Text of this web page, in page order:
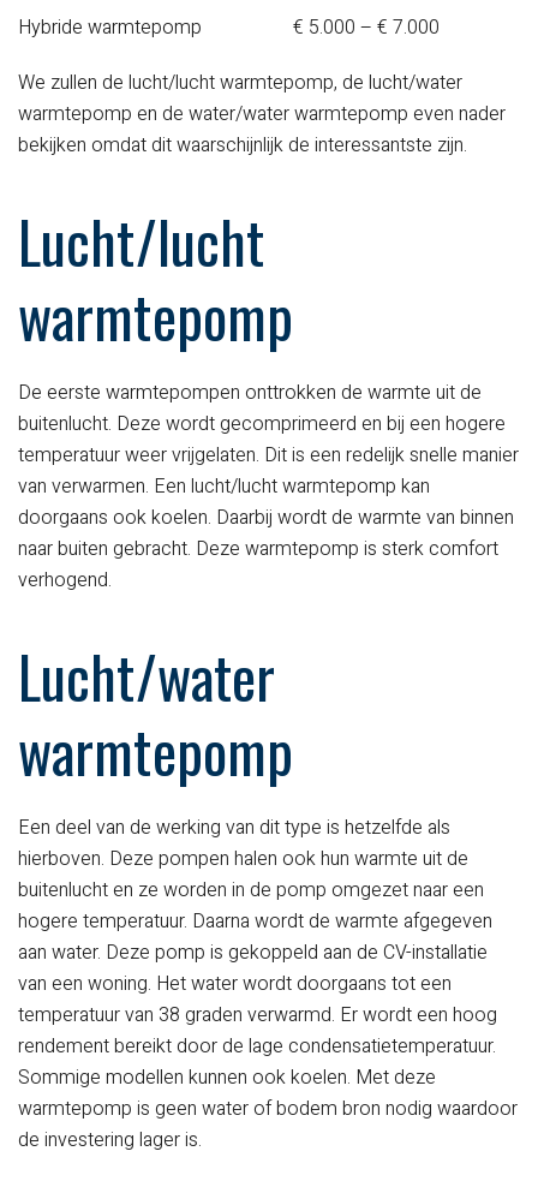
Hybride warmtepomp € 5.000 – € 7.000
We zullen de lucht/lucht warmtepomp, de lucht/water
warmtepomp en de water/water warmtepomp even nader
bekijken omdat dit waarschijnlijk de interessantste zijn.
Lucht/lucht
warmtepomp
De eerste warmtepompen onttrokken de warmte uit de
buitenlucht. Deze wordt gecomprimeerd en bij een hogere
temperatuur weer vrijgelaten. Dit is een redelijk snelle manier
van verwarmen. Een lucht/lucht warmtepomp kan
doorgaans ook koelen. Daarbij wordt de warmte van binnen
naar buiten gebracht. Deze warmtepomp is sterk comfort
verhogend.
Lucht/water
warmtepomp
Een deel van de werking van dit type is hetzelfde als
hierboven. Deze pompen halen ook hun warmte uit de
buitenlucht en ze worden in de pomp omgezet naar een
hogere temperatuur. Daarna wordt de warmte afgegeven
aan water. Deze pomp is gekoppeld aan de CV-installatie
van een woning. Het water wordt doorgaans tot een
temperatuur van 38 graden verwarmd. Er wordt een hoog
rendement bereikt door de lage condensatietemperatuur.
Sommige modellen kunnen ook koelen. Met deze
warmtepomp is geen water of bodem bron nodig waardoor
de investering lager is.